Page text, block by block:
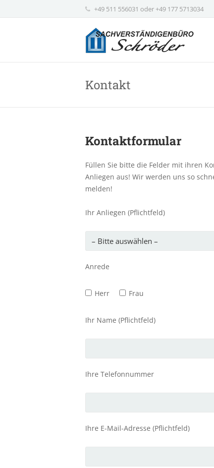
+49 511 556031 oder +49 177 5713034
Kontakt
Kontaktformular
Füllen Sie bitte die Felder mit ihren
Anliegen aus! Wir werden uns so
melden!
Ihr Anliegen (Pflichtfeld)
Anrede
Herr Frau
Ihr Name (Pflichtfeld)
Ihre Telefonnummer
Ihre E-Mail-Adresse (Pflichtfeld)